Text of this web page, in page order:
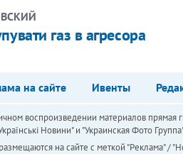
газ в агресора
на сайте Ивенты
воспроизведении материалов прямая
Новини" и "Украинская Фото
на сайте с меткой "Реклама" /